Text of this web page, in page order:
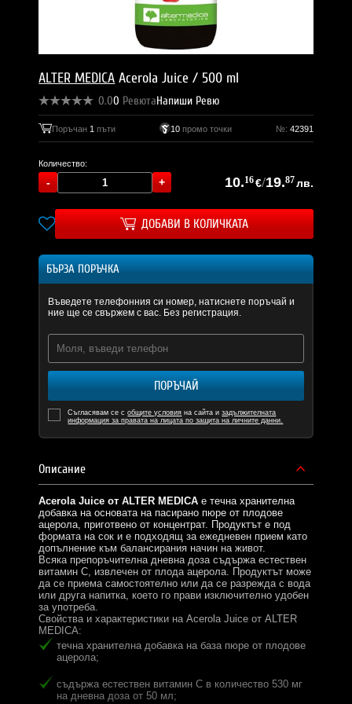
ALTER MEDICA Acerola Juice / 500 ml
0.00 РевютаНапиши Ревю
Поръчан 1 пъти 10промо точки №: 42391
Количество:
10.16€/19.87лв.
ДОБАВИ В КОЛИЧКАТА
БЪРЗА ПОРЪЧКА
Въведете телефонния си номер, натиснете поръчай и
ние ще се свържем с вас. Без регистрация.
ПОРЪЧАЙ
Съгласявам се собщите условия на сайта изадължителната
информация за правата на лицата по защита на личните данни.
Описание
Acerola Juice от ALTER MEDICA е течна хранителна
добавка на основата на пасирано пюре от плодове
ацерола, приготвено от концентрат. Продуктът е под
формата на сок и е подходящ за ежедневен прием като
допълнение към балансирания начин на живот.
Всяка препоръчителна дневна доза съдържа естествен
витамин C, извлечен от плода ацерола. Продуктът може
да се приема самостоятелно или да се разрежда с вода
или друга напитка, което го прави изключително удобен
за употреба.
Свойства и характеристики на Acerola Juice от ALTER
MEDICA:
течна хранителна добавка на база пюре от плодове
ацерола;
съдържа естествен витамин C в количество 530 мг
на дневна доза от 50 мл;